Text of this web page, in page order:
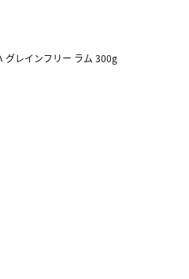
グレインフリー ラム 300g